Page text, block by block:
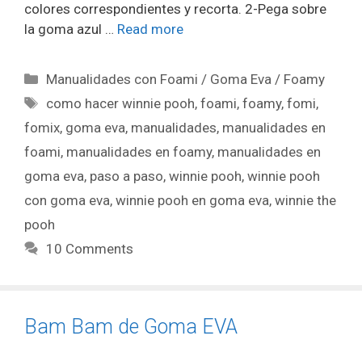
colores correspondientes y recorta. 2-Pega sobre
la goma azul … Read more
Manualidades con Foami / Goma Eva / Foamy
como hacer winnie pooh,foami,foamy,fomi,
fomix, goma eva, manualidades, manualidades en
foami, manualidades en foamy, manualidades en
goma eva, paso a paso, winnie pooh, winnie pooh
con goma eva, winnie pooh en goma eva, winnie the
pooh
10 Comments
Bam Bam de Goma EVA